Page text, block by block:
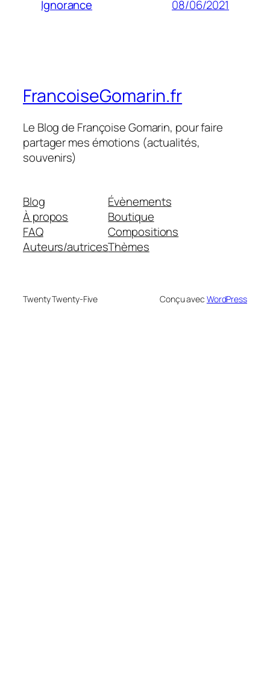
Ignorance 08/06/2021
FrancoiseGomarin.fr
Le Blog de Françoise Gomarin, pour faire
partager mes émotions (actualités,
souvenirs)
Blog
À propos
FAQ
Auteurs/autrices
Évènements
Boutique
Compositions
Thèmes
Twenty Twenty-Five Conçu avec WordPress